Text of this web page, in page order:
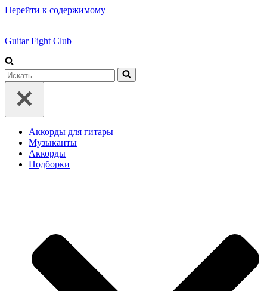
Перейти к содержимому
Guitar Fight Club
Искать...
Аккорды для гитары
Музыканты
Аккорды
Подборки